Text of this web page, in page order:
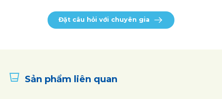
Đặt câu hỏi với chuyên gia
Sản phẩm liên quan